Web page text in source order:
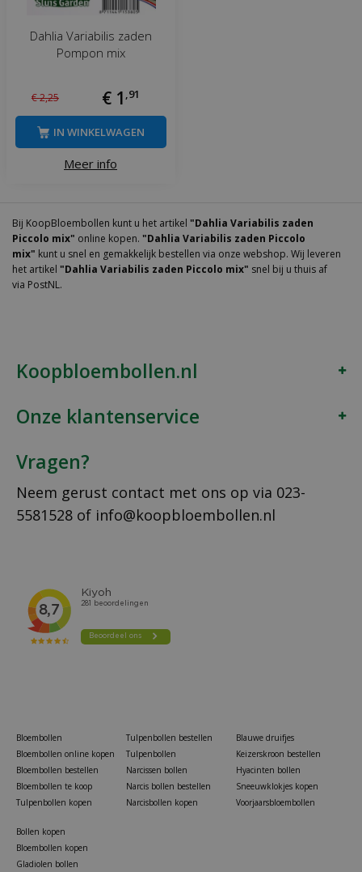
Dahlia Variabilis zaden
Pompon mix
€2,25 € 1 ,91
Meer info
IN WINKELWAGEN
Bij KoopBloembollen kunt u het artikel "Dahlia Variabilis zaden
Piccolo mix" online kopen. "Dahlia Variabilis zaden Piccolo
mix" kunt u snel en gemakkelijk bestellen via onze webshop. Wij leveren
het artikel "Dahlia Variabilis zaden Piccolo mix" snel bij u thuis af
via PostNL.
Koopbloembollen.nl
Onze klantenservice
Vragen?
Neem gerust contact met ons op via 023-
5581528 of info@koopbloembollen.nl
Bloembollen
Bloembollen online kopen
Bloembollen bestellen
Bloembollen te koop
Tulpenbollen kopen
Tulpenbollen bestellen
Tulpenbollen
Narcissen bollen
Narcis bollen bestellen
Narcisbollen kopen
Blauwe druifjes
Keizerskroon bestellen
Hyacinten bollen
Sneeuwklokjes kopen
Voorjaarsbloembollen
Bollen kopen
Bloembollen kopen
Gladiolen bollen